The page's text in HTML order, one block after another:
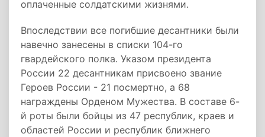
оплаченные солдатскими жизнями.
Впоследствии все погибшие десантники были
навечно занесены в списки 104-го
гвардейского полка. Указом президента
России 22 десантникам присвоено звание
Героев России - 21 посмертно, а 68
награждены Орденом Мужества. В составе 6-
й роты были бойцы из 47 республик, краев и
областей России и республик ближнего